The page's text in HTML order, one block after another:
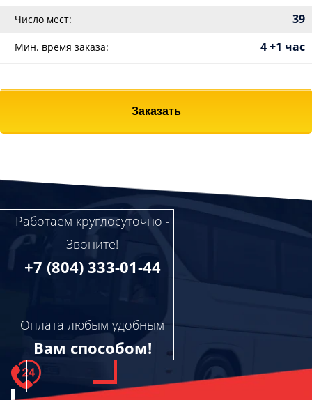
Число мест: 39
Мин. время заказа: 4 +1 час
Заказать
Работаем круглосуточно -
Звоните!
+7 (804) 333-01-44
Оплата любым удобным
Вам способом!